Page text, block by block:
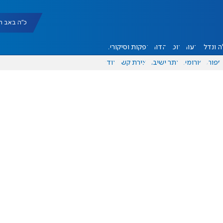
כ"ה באב תשפ"ו
ונדל"ן דעות אוכל יהדות הפקות וסיקורים
ספורט פורומים אתר ישיבה יצירת קשר עוד